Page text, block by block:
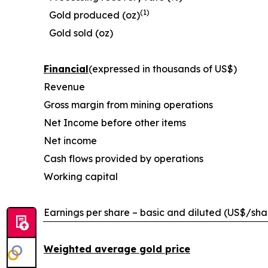
Gold produced (oz)(1)
Gold sold (oz)
Financial(expressed in thousands of US$)
Revenue
Gross margin from mining operations
Net Income before other items
Net income
Cash flows provided by operations
Working capital
Earnings per share – basic and diluted (US$/
Weighted average gold price